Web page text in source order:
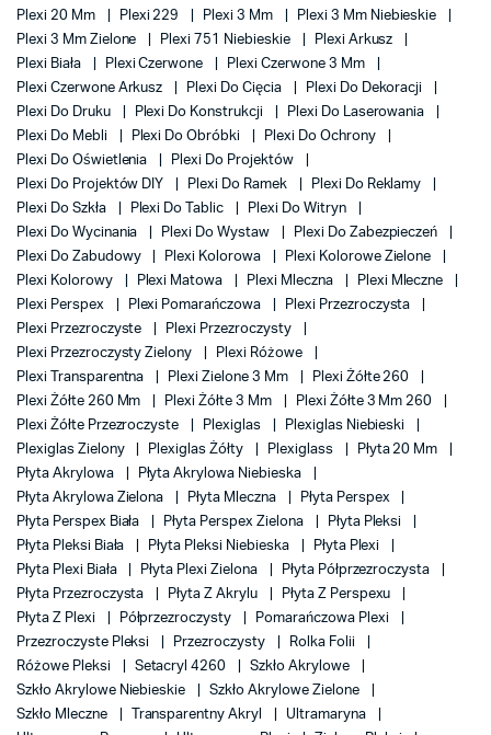
Plexi 20 Mm
Plexi 229 Plexi 3 Mm
Plexi 3 Mm Niebieskie
Plexi 3 Mm Zielone
Plexi 751 Niebieskie
Plexi Arkusz
Plexi Biała
Plexi Czerwone
Plexi Czerwone 3 Mm
Plexi Czerwone Arkusz
Plexi Do Cięcia
Plexi Do Dekoracji
Plexi Do Druku
Plexi Do Konstrukcji
Plexi Do Laserowania
Plexi Do Mebli
Plexi Do Obróbki
Plexi Do Ochrony
Plexi Do Oświetlenia
Plexi Do Projektów
Plexi Do Projektów DIY
Plexi Do Ramek
Plexi Do Reklamy
Plexi Do Szkła
Plexi Do Tablic
Plexi Do Witryn
Plexi Do Wycinania
Plexi Do Wystaw
Plexi Do Zabezpieczeń
Plexi Do Zabudowy
Plexi Kolorowa
Plexi Kolorowe Zielone
Plexi Kolorowy
Plexi Matowa Plexi Mleczna
Plexi Mleczne
Plexi Perspex
Plexi Pomarańczowa
Plexi Przezroczysta
Plexi Przezroczyste
Plexi Przezroczysty
Plexi Przezroczysty Zielony
Plexi Różowe
Plexi Transparentna
Plexi Zielone 3 Mm
Plexi Żółte 260
Plexi Żółte 260 Mm
Plexi Żółte 3 Mm
Plexi Żółte 3 Mm 260
Plexi Żółte Przezroczyste
Plexiglas
Plexiglas Niebieski
Plexiglas Zielony
Plexiglas Żółty Plexiglass
Płyta 20 Mm
Płyta Akrylowa
Płyta Akrylowa Niebieska
Płyta Akrylowa Zielona
Płyta Mleczna
Płyta Perspex
Płyta Perspex Biała
Płyta Perspex Zielona
Płyta Pleksi
Płyta Pleksi Biała
Płyta Pleksi Niebieska
Płyta Plexi
Płyta Plexi Biała
Płyta Plexi Zielona
Płyta Półprzezroczysta
Płyta Przezroczysta
Płyta Z Akrylu
Płyta Z Perspexu
Płyta Z Plexi
Półprzezroczysty
Pomarańczowa Plexi
Przezroczyste Pleksi
Przezroczysty
Rolka Folii
Różowe Pleksi
Setacryl 4260
Szkło Akrylowe
Szkło Akrylowe Niebieskie
Szkło Akrylowe Zielone
Szkło Mleczne
Transparentny Akryl
Ultramaryna